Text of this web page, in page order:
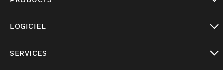
LOGICIEL
SERVICES